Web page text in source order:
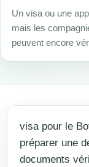
Un visa ou une
mais les
peuvent encore
visa pour le
préparer une
documents